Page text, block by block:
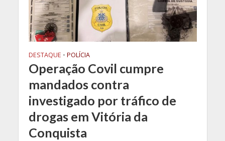
DESTAQUE • POLÍCIA
Operação Covil cumpre
mandados contra
investigado por tráfico de
drogas em Vitória da
Conquista